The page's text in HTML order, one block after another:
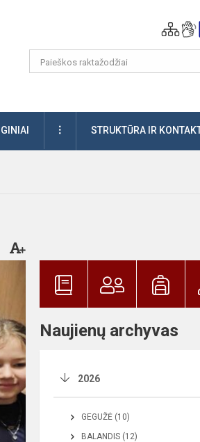
DAUGIAUSTRUKTŪRA IR
Naujienų archyvas
2026
GEGUŽĖ (10)
BALANDIS (12)